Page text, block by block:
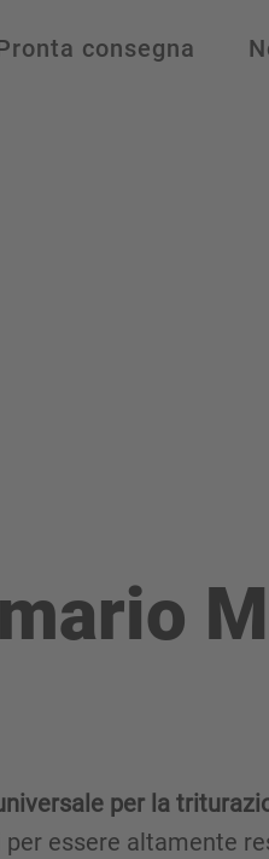
consegna
per la
essere altamente